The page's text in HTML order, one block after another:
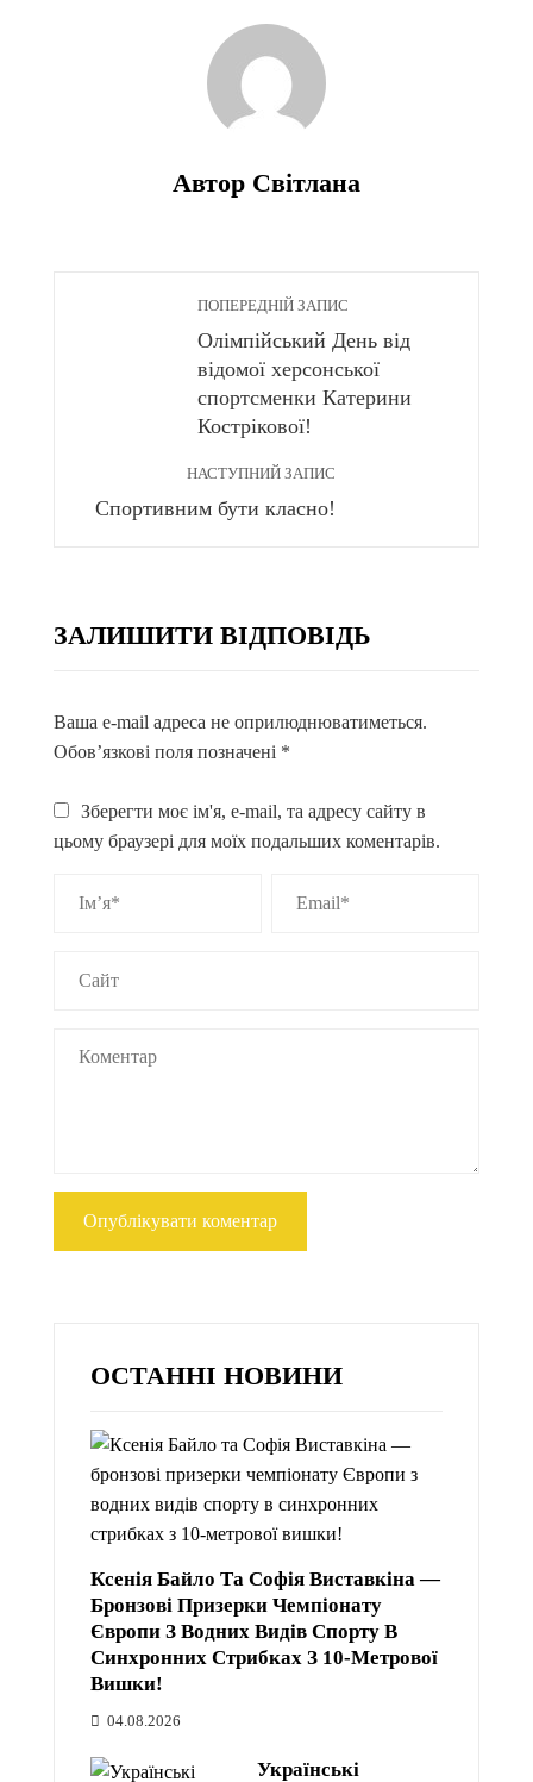
Автор Світлана
ПОПЕРЕДНІЙ ЗАПИС
Олімпійський День від
відомої херсонської
спортсменки Катерини
Кострікової!
НАСТУПНИЙ ЗАПИС
Спортивним бути класно!
ЗАЛИШИТИ ВІДПОВІДЬ
Ваша e-mail адреса не оприлюднюватиметься.
Обов’язкові поля позначені *
Зберегти моє ім'я, e-mail, та адресу сайту в
цьому браузері для моїх подальших коментарів.
ОСТАННІ НОВИНИ
Ксенія Байло Та Софія Виставкіна —
Бронзові Призерки Чемпіонату
Європи З Водних Видів Спорту В
Синхронних Стрибках З 10-Метрової
Вишки!
04.08.2026
Українські